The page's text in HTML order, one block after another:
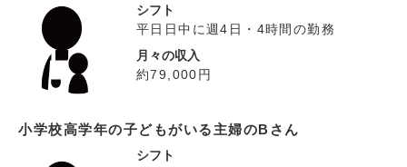
シフト
平日日中に週4日・4時間の勤務
月々の収入
約79,000円
小学校高学年の子どもがいる主婦のBさん
シフト